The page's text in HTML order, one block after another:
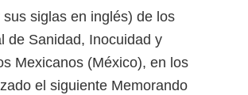
siglas en inglés) de los
de Sanidad, Inocuidad y
Mexicanos (México), en los
el siguiente Memorando